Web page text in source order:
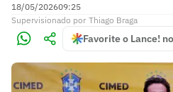
18/05/202609:25
Supervisionado por Thiago Braga
Favorite o Lance!